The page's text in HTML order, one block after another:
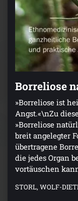
Borreliose
»Borreliose ist
Angst.«\nZu
»Borreliose
breit angelegter
übertragene
die jedes Organ
vortäuschen
STORL, WOLF-